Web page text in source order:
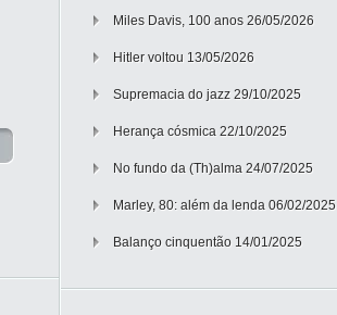
Miles Davis, 100 anos 26/05/2026
Hitler voltou 13/05/2026
Supremacia do jazz 29/10/2025
Herança cósmica 22/10/2025
No fundo da (Th)alma 24/07/2025
Marley, 80: além da lenda 06/02/2025
Balanço cinquentão 14/01/2025